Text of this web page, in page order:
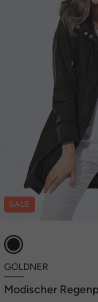
SALE
GOLDNER
Modischer